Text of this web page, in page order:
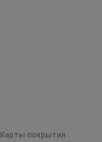
Карты покрытия